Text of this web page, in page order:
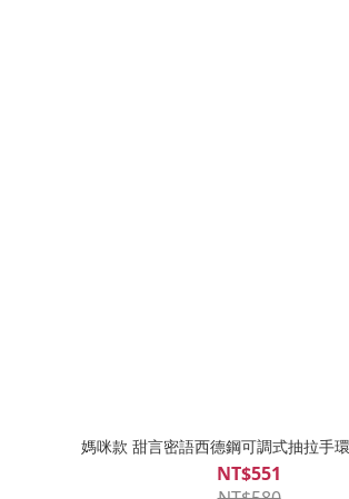
媽咪款 甜言密語西德鋼可調式抽拉手
NT$551